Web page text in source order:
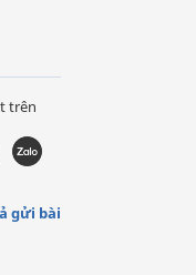
trên
gửi bài